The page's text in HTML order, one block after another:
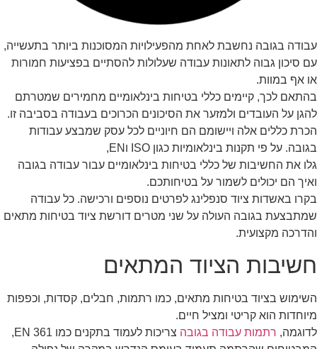
עבודה בגובה נחשבת לאחת מהפעילויות המסוכנות ביותר בתעשייה,
עם סיכון גבוה לתאונות עבודה שעלולות להסתיים בפציעות חמורות
או אף במוות.
בהתאם לכך, קיימים כללי בטיחות בינלאומיים מחמירים שמטרתם
להגן על העובדים ולמזער את הסיכונים הכרוכים בעבודה בסביבה זו.
הכרת כללים אלה ויישומם הם חיוניים לכל עסק שמבצע עבודות
בגובה. על פי תקנות בינלאומיות כגון ISO וEN,
גלו את החשיבות של כללי בטיחות בינלאומיים עבור עבודה בגובה
ואיך הם יכולים לשמור על בטיחותכם.
בקרו באשדות ציוד סנפלינג לפרטים נוספים ורכישה. כל עבודה
שמתבצעת בגובה העולה על שני מטרים דורשת ציוד בטיחות מתאים
והדרכה מקצועית.
חשיבות הציוד המתאים
השימוש בציוד בטיחות מתאים, כמו רתמות, חבלים, קסדות, וכפפות
מיוחדות הוא קריטי ומציל חיים.
לדוגמה, רתמות עבודה בגובה
צריכות לעמוד בתקנים כמו EN 361,